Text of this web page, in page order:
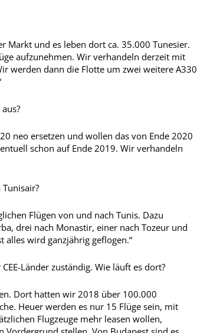
Markt und es leben dort ca. 35.000 Tunesier.
aufzunehmen. Wir verhandeln derzeit mit
werden dann die Flotte um zwei weitere A330
neo ersetzen und wollen das von Ende 2020
schon auf Ende 2019. Wir verhandeln
Flügen von und nach Tunis. Dazu
drei nach Monastir, einer nach Tozeur und
alles wird ganzjährig geflogen.“
Länder zuständig. Wie läuft es dort?
Dort hatten wir 2018 über 100.000
Heuer werden es nur 15 Flüge sein, mit
Flugzeuge mehr leasen wollen,